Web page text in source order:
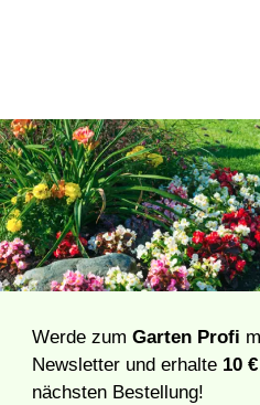
Werde zum Garten Profi
Newsletter und erhalte 10
nächsten Bestellung!